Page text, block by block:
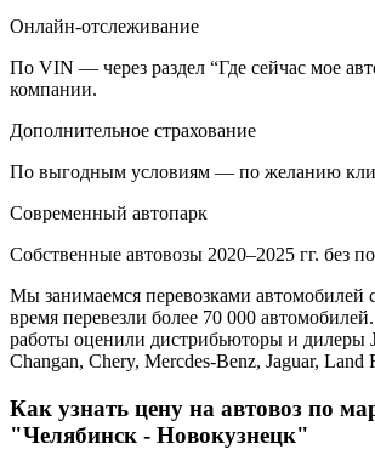
Онлайн-отслеживание
По VIN — через раздел “Где сейчас мое
компании.
Дополнительное страхование
По выгодным условиям — по желанию
Современный автопарк
Собственные автовозы 2020–2025 гг. без
Мы занимаемся перевозками автомобилей
время перевезли более 70 000
работы оценили дистрибьюторы и дилеры
Changan, Chery, Mercdes-Benz, Jaguar, Land
Как узнать цену на автовоз по
"Челябинск - Новокузнецк"